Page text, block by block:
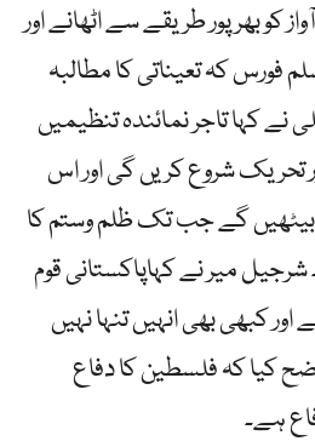
کو بھرپور طریقے سے اٹھانے اور
کہ تعیناتی کا مطالبہ
کہا تاجر نمائندہ تنظیمیں
تحریک شروع کریں گی اور اس
گے جب تک ظلم وستم کا
میر نے کہاپاکستانی قوم
کبھی بھی انہیں تنہا نہیں
کیا کہ فلسطین کا دفاع
ہے۔